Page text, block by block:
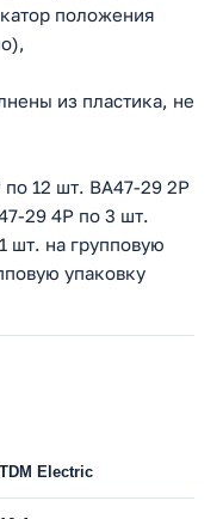
положения
из пластика, не
по 12 шт. ВА47-29 2Р
29 4Р по 3 шт.
шт. на групповую
упаковку
TDM Electric